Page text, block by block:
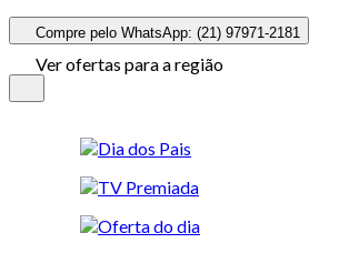
Compre pelo WhatsApp: (21) 97971-2181
Ver ofertas para a região